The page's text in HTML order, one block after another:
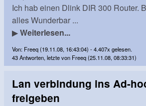
Ich hab einen Dlink DIR 300 Router.
alles Wunderbar ...
▶Weiterlesen...
Von: Freeq (19.11.08, 16:43:04) - 4.407x gelesen.
43 Antworten, letzte von Freeq (25.11.08, 08:33:31)
Lan verbindung ins Ad-
freigeben